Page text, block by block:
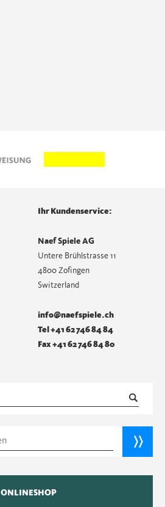
Ihr Kundenservice:
Naef Spiele AG
Untere Brühlstrasse 11
4800 Zofingen
Switzerland
info@naefspiele.ch
Tel +41 62 746 84 84
Fax +41 62 746 84 80
ONLINESHOP